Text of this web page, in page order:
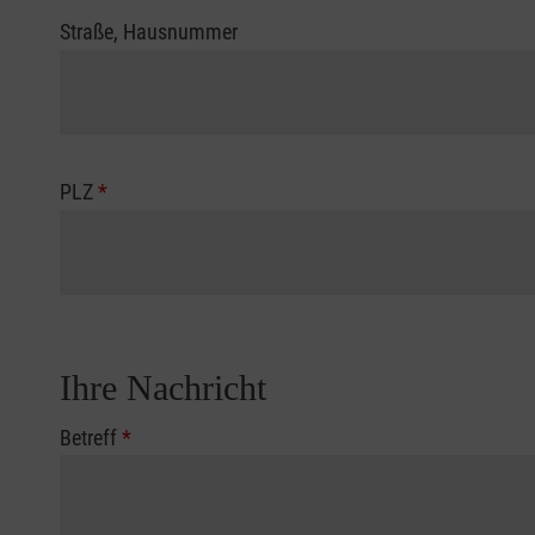
Straße, Hausnummer
PLZ*
Ihre Nachricht
Betreff*